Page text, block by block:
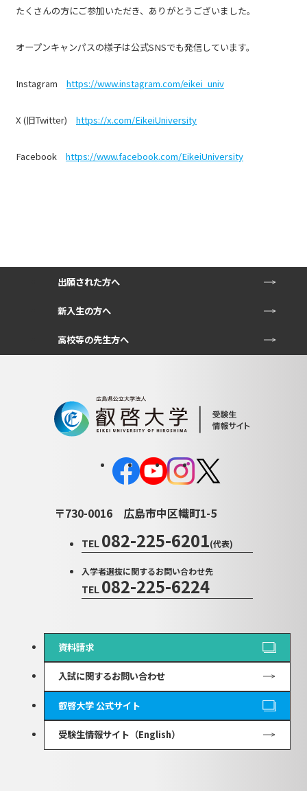
たくさんの方にご参加いただき、ありがとうございました。
オープンキャンパスの様子は公式SNSでも発信しています。
Instagram https://www.instagram.com/eikei_univ
X (旧Twitter) https://x.com/EikeiUniversity
Facebook https://www.facebook.com/EikeiUniversity
出願された方へ
新入生の方へ
高校等の先生方へ
〒730-0016 広島市中区幟町1-5
TEL 082-225-6201(代表)
入学者選抜に関するお問い合わせ先
TEL 082-225-6224
資料請求
入試に関するお問い合わせ
叡啓大学 公式サイト
受験生情報サイト（English）